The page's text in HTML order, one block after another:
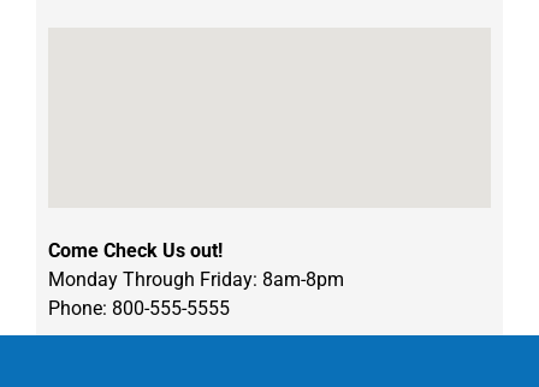
Come Check Us out!
Monday Through Friday: 8am-8pm
Phone: 800-555-5555